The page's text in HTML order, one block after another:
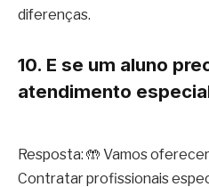
diferenças.
10. E se um aluno
atendimento
Resposta: 🤲 Vamos
Contratar profissionais